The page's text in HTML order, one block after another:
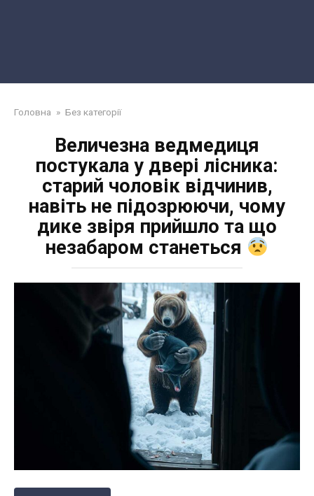
Головна » Без категорії
Величезна ведмедиця
постукала у двері лісника:
старий чоловік відчинив,
навіть не підозрюючи, чому
дике звіря прийшло та що
незабаром станеться